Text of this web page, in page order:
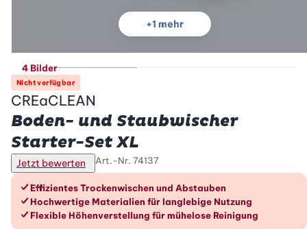
+1 mehr
4 Bilder
Nicht verfügbar
CREaCLEAN
Boden- und Staubwischer
Starter-Set XL
Jetzt bewerten Art.-Nr. 74137
Die Vorteile im Überblick
Effizientes Trockenwischen und Abstauben
Hochwertige Materialien für langlebige Nutzung
Flexible Höhenverstellung für mühelose Reinigung